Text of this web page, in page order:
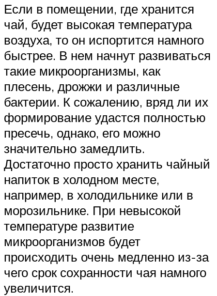
Если в помещении, где хранится
чай, будет высокая температура
воздуха, то он испортится намного
быстрее. В нем начнут развиваться
такие микроорганизмы, как
плесень, дрожжи и различные
бактерии. К сожалению, вряд ли их
формирование удастся полностью
пресечь, однако, его можно
значительно замедлить.
Достаточно просто хранить чайный
напиток в холодном месте,
например, в холодильнике или в
морозильнике. При невысокой
температуре развитие
микроорганизмов будет
происходить очень медленно из-за
чего срок сохранности чая намного
увеличится.